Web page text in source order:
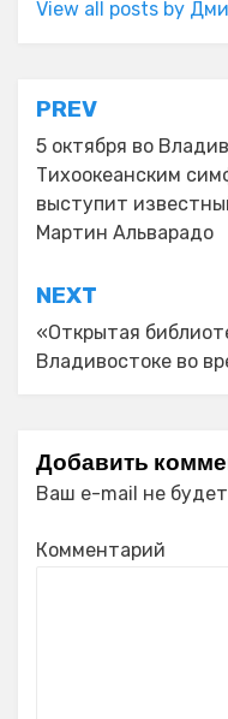
View all posts by
Навигация
по
записям
PREV
5 октября во
Тихоокеанским
выступит
Мартин Альварадо
NEXT
«Открытая
Владивостоке во
Добавить
Ваш e-mail не
Комментарий